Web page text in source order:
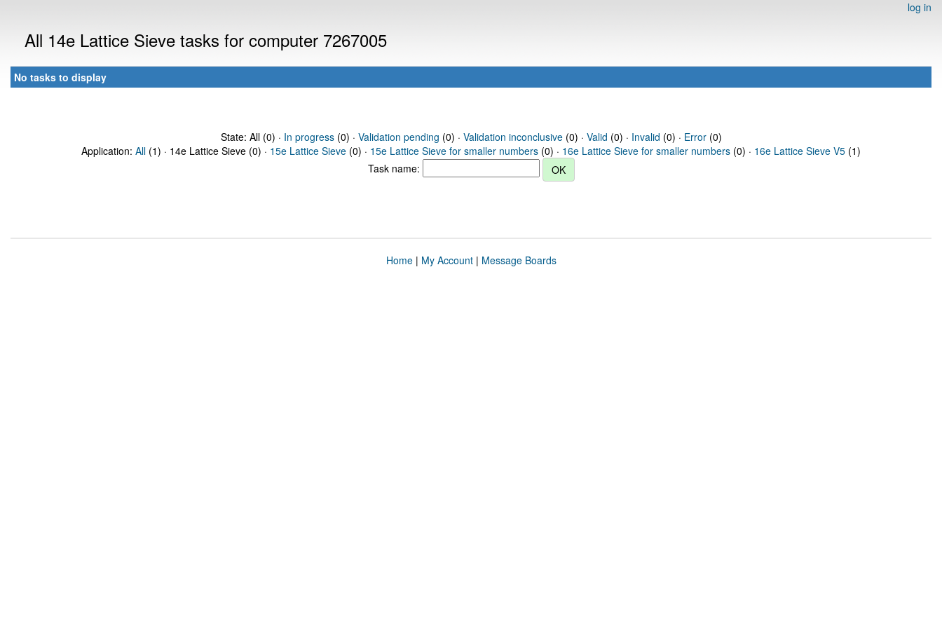
log in
All 14e Lattice Sieve tasks for computer 7267005
No tasks to display
State: All (0) · In progress(0) · Validation pending (0) · Validation inconclusive(0) · Valid (0) · Invalid (0) · Error(0)
Application: All (1) · 14e Lattice Sieve (0) · 15e Lattice Sieve (0) · 15e Lattice Sieve for smaller numbers (0) · 16e Lattice Sieve for smaller numbers (0) · 16e Lattice Sieve V5 (1)
Task name:
Home| My Account| Message Boards